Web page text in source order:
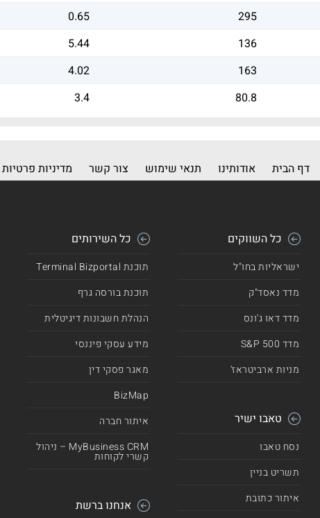
295
0.65
136
5.44
163
4.02
80.8
3.4
דף הבית אודותינו תנאי שימוש צור קשר מדיניות פרטיות
כל השווקים
ישראליות בחו"ל
מדד נאסד"ק
מדד דאו ג'ונס
מדד 500 S&P
מניות ארביטראז'
טאבו ישיר
נסח טאבו
תשריט בניין
איתור כתובת
כל השירותים
תוכנת Terminal Bizportal
תוכנת בורסה גרף
הנהלת חשבונות דיגיטלית
מידע עסקי פיננסי
מאגר פסקי דין
BizMap
איתור חברה
MyBusiness CRM – ניהול
קשרי לקוחות
אנחנו ברשת